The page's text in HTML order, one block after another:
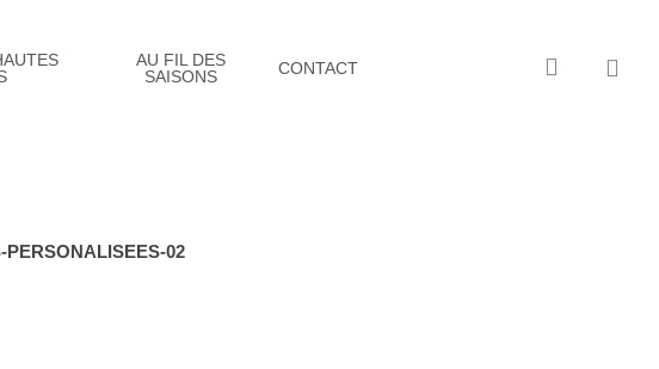
AU FIL DES
SAISONS
CONTACT account
02